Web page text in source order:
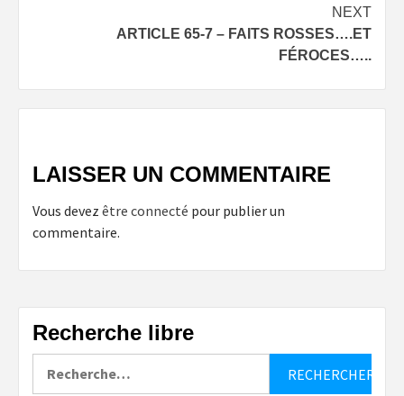
NEXT
ARTICLE 65-7 – FAITS ROSSES….ET
FÉROCES…..
LAISSER UN COMMENTAIRE
Vous devez être connecté pour publier un
commentaire.
Recherche libre